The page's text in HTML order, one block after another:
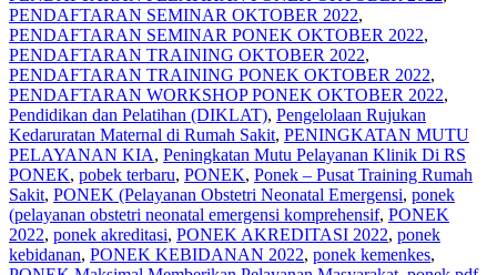
PENDAFTARAN SEMINAR OKTOBER 2022,
PENDAFTARAN SEMINAR PONEK OKTOBER 2022,
PENDAFTARAN TRAINING OKTOBER 2022,
PENDAFTARAN TRAINING PONEK OKTOBER 2022,
PENDAFTARAN WORKSHOP PONEK OKTOBER 2022,
Pendidikan dan Pelatihan (DIKLAT), Pengelolaan Rujukan
Kedaruratan Maternal di Rumah Sakit, PENINGKATAN MUTU
PELAYANAN KIA, Peningkatan Mutu Pelayanan Klinik Di RS
PONEK, pobek terbaru, PONEK, Ponek – Pusat Training Rumah
Sakit, PONEK (Pelayanan Obstetri Neonatal Emergensi, ponek
(pelayanan obstetri neonatal emergensi komprehensif, PONEK
2022, ponek akreditasi, PONEK AKREDITASI 2022, ponek
kebidanan, PONEK KEBIDANAN 2022, ponek kemenkes,